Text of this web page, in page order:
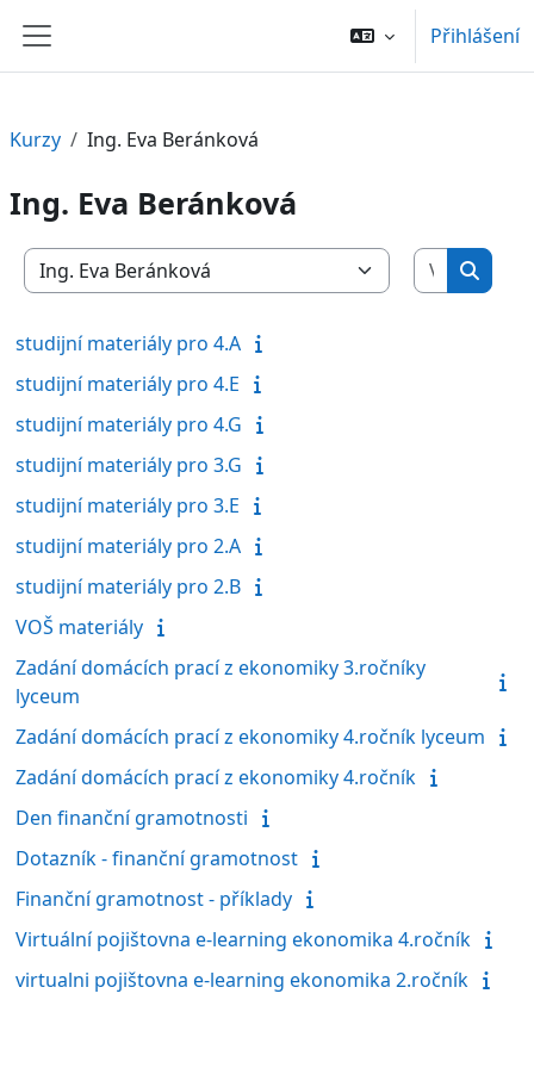
Boční panel
Přihlášení
Kurzy Ing. Eva Beránková
Ing. Eva Beránková
Kategorie kurzů
studijní materiály pro 4.A
studijní materiály pro 4.E
studijní materiály pro 4.G
studijní materiály pro 3.G
studijní materiály pro 3.E
studijní materiály pro 2.A
studijní materiály pro 2.B
VOŠ materiály
Zadání domácích prací z ekonomiky 3.ročníky
lyceum
Zadání domácích prací z ekonomiky 4.ročník lyceum
Zadání domácích prací z ekonomiky 4.ročník
Den finanční gramotnosti
Dotazník - finanční gramotnost
Finanční gramotnost - příklady
Virtuální pojištovna e-learning ekonomika 4.ročník
virtualni pojištovna e-learning ekonomika 2.ročník